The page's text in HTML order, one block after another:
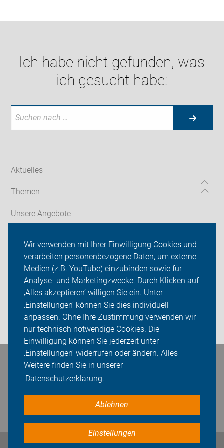
Wir verwenden mit Ihrer Einwilligung Cookies und
verarbeiten personenbezogene Daten, um externe
Medien (z.B. YouTube) einzubinden sowie für
Analyse- und Marketingzwecke. Durch Klicken auf
‚Alles akzeptieren‘ willigen Sie ein. Unter
‚Einstellungen‘ können Sie dies individuell
anpassen. Ohne Ihre Zustimmung verwenden wir
nur technisch notwendige Cookies. Die
Einwilligung können Sie jederzeit unter
‚Einstellungen‘ widerrufen oder ändern. Alles
Weitere finden Sie in unserer
Datenschutzerklärung.
Ablehnen
Einstellungen
Ich habe nicht gefunden, was
ich gesucht habe:
Aktuelles
Themen
Unsere Angebote
Termine & Touren
Sei dabei
Presse
Login
Bleiben Sie in Kontakt